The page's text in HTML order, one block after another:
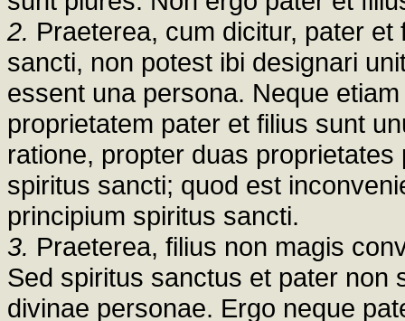
2. Praeterea, cum dicitur, pater
sancti, non potest ibi designari
essent una persona. Neque
proprietatem pater et filius sunt
ratione, propter duas
spiritus sancti; quod est
principium spiritus sancti.
3. Praeterea, filius non magis
Sed spiritus sanctus et pater non
divinae personae. Ergo neque